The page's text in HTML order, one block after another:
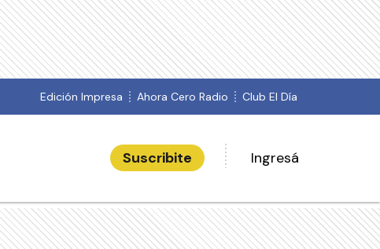
Edición Impresa Ahora Cero Radio Club El Día
Suscribite Ingresá